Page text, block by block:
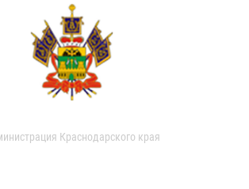
Краснодарского края